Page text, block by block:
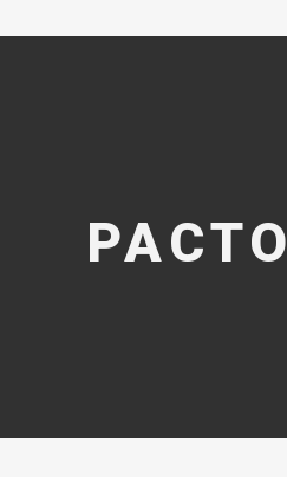
PACTO